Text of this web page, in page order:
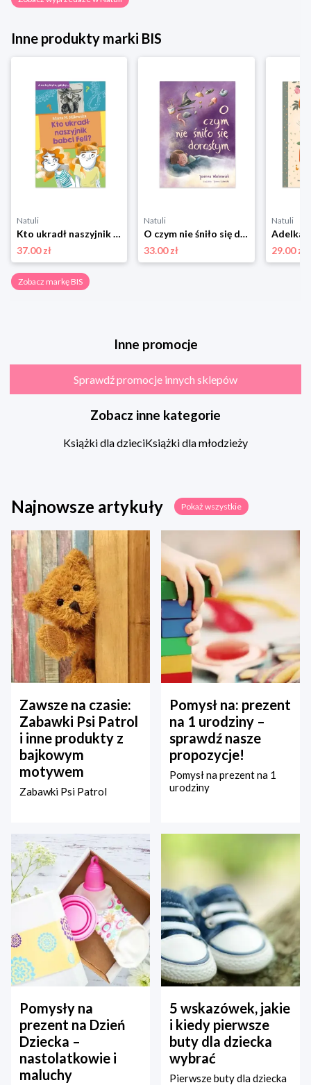
Inne produkty marki BIS
Natuli
Kto ukradł naszyjnik babci Feli? Bis
37.00 zł
Natuli
O czym nie śniło się dorosłym Bis
33.00 zł
Natuli
29.00 zł
Zobacz markę BIS
Inne promocje
Sprawdź promocje innych sklepów
Zobacz inne kategorie
Książki dla dzieciKsiążki dla młodzieży
Najnowsze artykuły Pokaż wszystkie
Zawsze na czasie:
Zabawki Psi Patrol
i inne produkty z
bajkowym
motywem
Zabawki Psi Patrol
Pomysł na: prezent
na 1 urodziny –
sprawdź nasze
propozycje!
Pomysł na prezent na 1
urodziny
Pomysły na
prezent na Dzień
Dziecka –
nastolatkowie i
maluchy
5 wskazówek, jakie
i kiedy pierwsze
buty dla dziecka
wybrać
Pierwsze buty dla dziecka